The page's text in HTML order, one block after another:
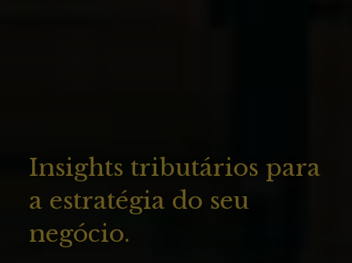
Insights tributários para
a estratégia do seu
negócio.